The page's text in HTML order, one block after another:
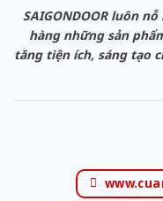
SAIGONDOOR luôn
hàng những sản
tăng tiện ích, sáng tạo